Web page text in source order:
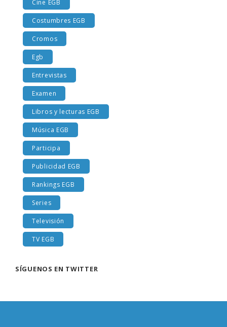
Cine EGB
Costumbres EGB
Cromos
Egb
Entrevistas
Examen
Libros y lecturas EGB
Música EGB
Participa
Publicidad EGB
Rankings EGB
Series
Televisión
TV EGB